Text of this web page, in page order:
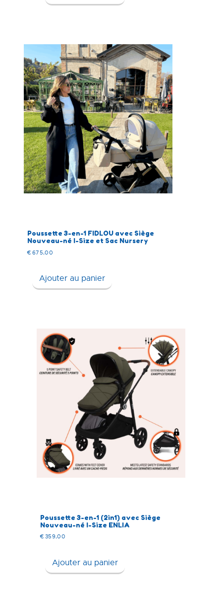
Poussette 3-en-1 FIDLOU avec Siège
Nouveau-né I-Size et Sac Nursery
€675,00
Ajouter au panier
Poussette 3-en-1 (2in1) avec Siège
Nouveau-né I-Size ENLIA
€359,00
Ajouter au panier